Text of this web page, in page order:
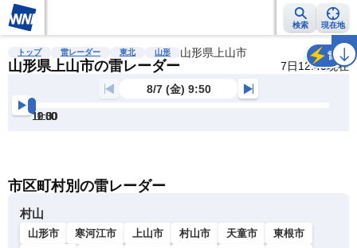
検索 現在地
雨雲レーダー 台風情報 地震情報 警報・注意報 2週間天気 ラ
トップ 雷レーダー 東北 山形 山形県上山市
山形県上山市の雷レーダー 7日12:40現在
雷
8/7 (金) 9:50
10:00
10:30
11:00
11:30
12:00
12:30
市区町村別の雷レーダー
村山
山形市 寒河江市 上山市 村山市 天童市
東根市